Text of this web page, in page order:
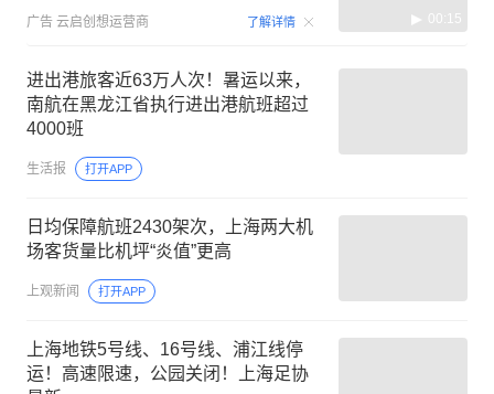
广告 云启创想运营商 了解详情 00:15
进出港旅客近63万人次！暑运以来，
南航在黑龙江省执行进出港航班超过
4000班
生活报 打开APP
日均保障航班2430架次，上海两大机
场客货量比机坪“炎值”更高
上观新闻 打开APP
上海地铁5号线、16号线、浦江线停
运！高速限速，公园关闭！上海足协